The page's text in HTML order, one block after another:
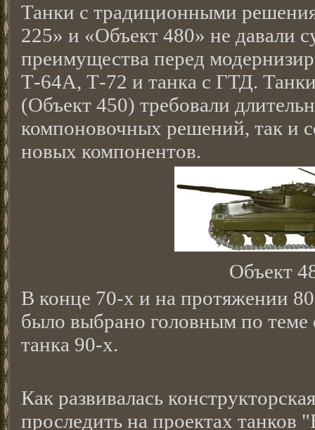
Танки с традиционными
225» и «Объект 480» не давали
преимущества перед
Т-64А, Т-72 и танка с ГТД.
(Объект 450) требовали
компоновочных решений, так и
новых компонентов.
Объект
В конце 70-х и на протяжении
было выбрано головным по теме
танка 90-х.
Как развивалась
проследить на проектах танков